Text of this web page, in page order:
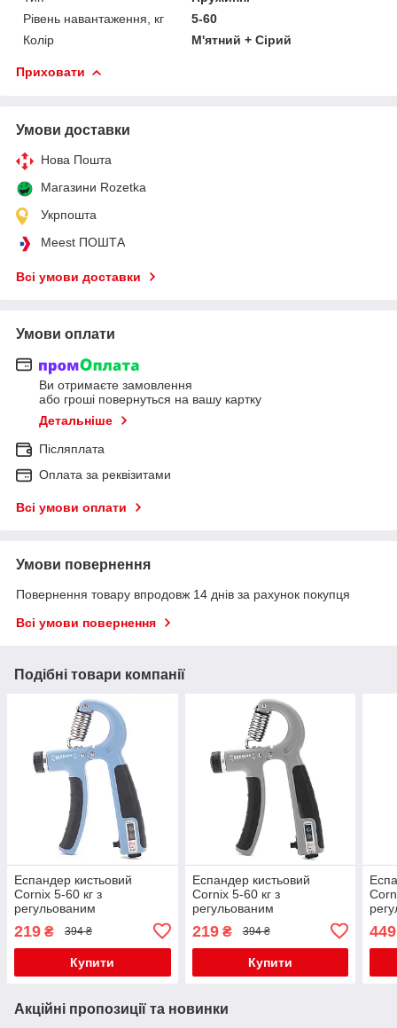
Рівень навантаження, кг
5-60
Колір
М'ятний + Сірий
Приховати
Умови доставки
Нова Пошта
Магазини Rozetka
Укрпошта
Meest ПОШТА
Всі умови доставки
Умови оплати
Ви отримаєте замовлення
або гроші повернуться на вашу картку
Детальніше
Післяплата
Оплата за реквізитами
Всі умови оплати
Умови повернення
Повернення товару впродовж 14 днів за рахунок покупця
Всі умови повернення
Подібні товари компанії
Еспандер кистьовий
Cornix 5-60 кг з
регульованим
лічильником XR-0267 Sky
Blue/Black
219 ₴ 394 ₴
Купити
Еспандер кистьовий
Cornix 5-60 кг з
регульованим
лічильником XR-0268
Grey/Black
219₴ 394 ₴
Купити
XR-
449
Акційні пропозиції та новинки